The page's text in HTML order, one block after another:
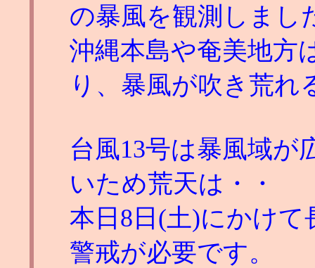
の暴風を観測しまし
沖縄本島や奄美地方
り、暴風が吹き荒れ
台風13号は暴風域が
いため荒天は・・
本日8日(土)にかけ
警戒が必要です。